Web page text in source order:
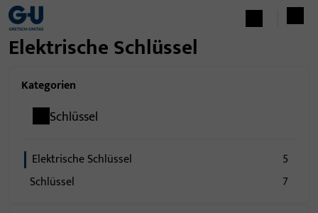
Elektrische Schlüssel
Kategorien
Schlüssel
Elektrische Schlüssel
5
Schlüssel
7